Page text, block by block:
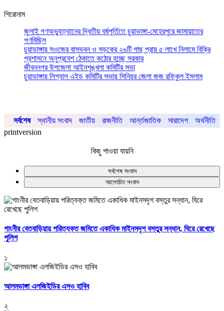
শিরোনাম
জুলাই গণঅভ্যুত্থানের দ্বিতীয় বর্ষপূর্তিতে চুয়াডাঙ্গা-মেহেরপুরে জামায়াতের
গণমিছিল
চুয়াডাঙ্গায় সওজের বাসভবন ও সড়কের ২৬টি গাছ প্রায় ৫ লাখে নিলামে বিক্রি
প্রশাসনে অনুপ্রবেশ ঠেকাতে কঠোর হচ্ছে সরকার
জীবননগর উপজেলা আইনশৃঙ্খলা কমিটির সভা
চুয়াডাঙ্গায় লিগ্যাল এইড কমিটির সভায় সিনিয়র জেলা জজ রফিকুল ইসলাম
সর্বশেষ স্থানীয় সংবাদ জাতীয় রাজনীতি আর্ন্তজাতিক সারাদেশ অর্থনীতি
printversion
কিছু পাওয়া যায়নি
সর্বশেষ সংবাদ
আলোচিত সংবাদ
গাংনীর বেতবাড়িয়ায় পরিত্যক্ত জমিতে একাধিক মাইনসদৃশ বস্তুর সন্ধান, ঘিরে রেখেছে
পুলিশ
১
আলমডাঙ্গা এলজিইডির এসও হাবিব
২